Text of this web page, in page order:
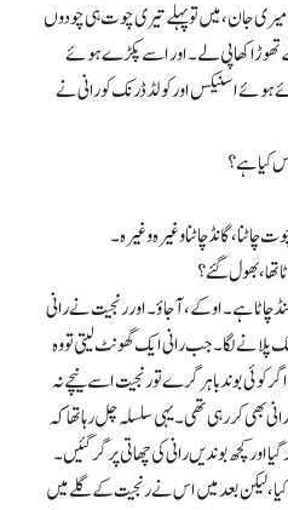
جان، میں تو پہلے تیری چوت ہی چودوں
تھوڑا کھا پی لے۔ اور اسے پکڑے ہوئے
اسنیکس اور کولڈ ڈرنک کو رانی نے
کیا ہے؟
گانڈ چاٹنا وغیرہ وغیرہ۔
تھا، بھول گئے؟
چاٹا ہے۔ اوکے، آجاؤ۔ اور رنجیت نے رانی
پلانے لگا۔ جب رانی ایک گھونٹ لیتی تو وہ
کوئی بوند باہر گرے تو رنجیت اسے نیچے نہ
کر رہی تھی۔ یہی سلسلہ چل رہا تھا کہ
اور کچھ بوندیں رانی کی چھاتی پر گر گئیں۔
کیا، لیکن بعد میں اس نے رنجیت کے گلے میں